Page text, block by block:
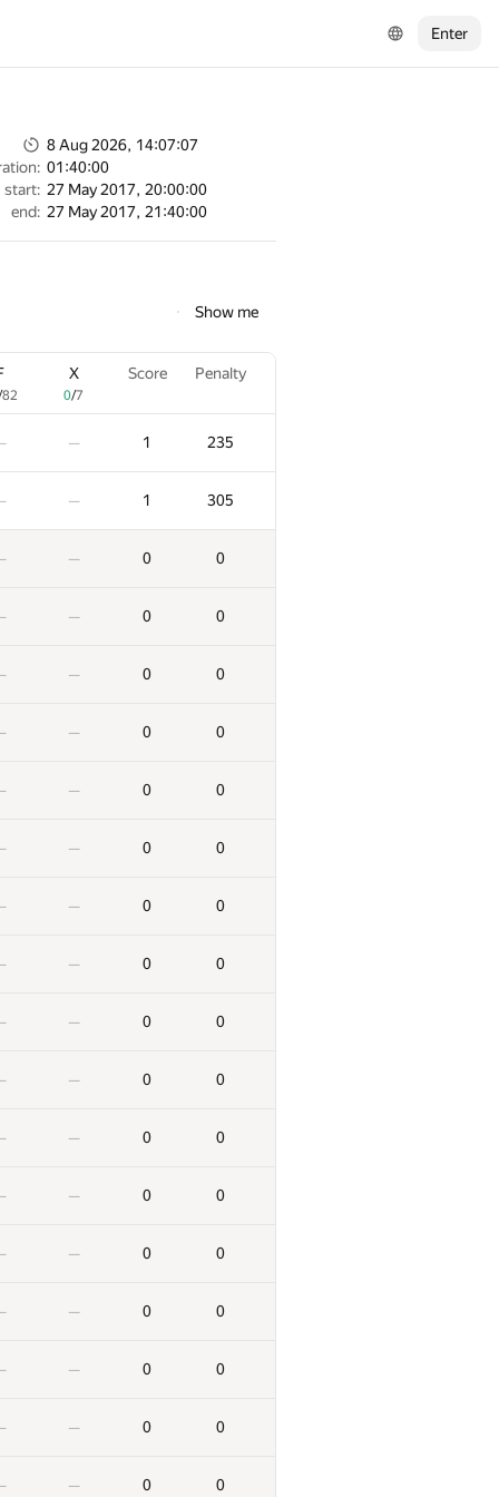
Enter
8 Aug 2026, 14:07:07
01:40:00
start: 27 May 2017, 20:00:00
end: 27 May 2017, 21:40:00
Show me
82
X
0/7
Score Penalty
— 1 235
— 1 305
— 0 0
— 0 0
— 0 0
— 0 0
— 0 0
— 0 0
— 0 0
— 0 0
— 0 0
— 0 0
— 0 0
— 0 0
— 0 0
— 0 0
— 0 0
— 0 0
— 0 0